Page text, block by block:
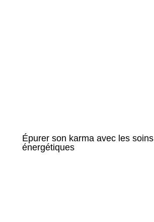
Épurer son karma avec les soins
énergétiques